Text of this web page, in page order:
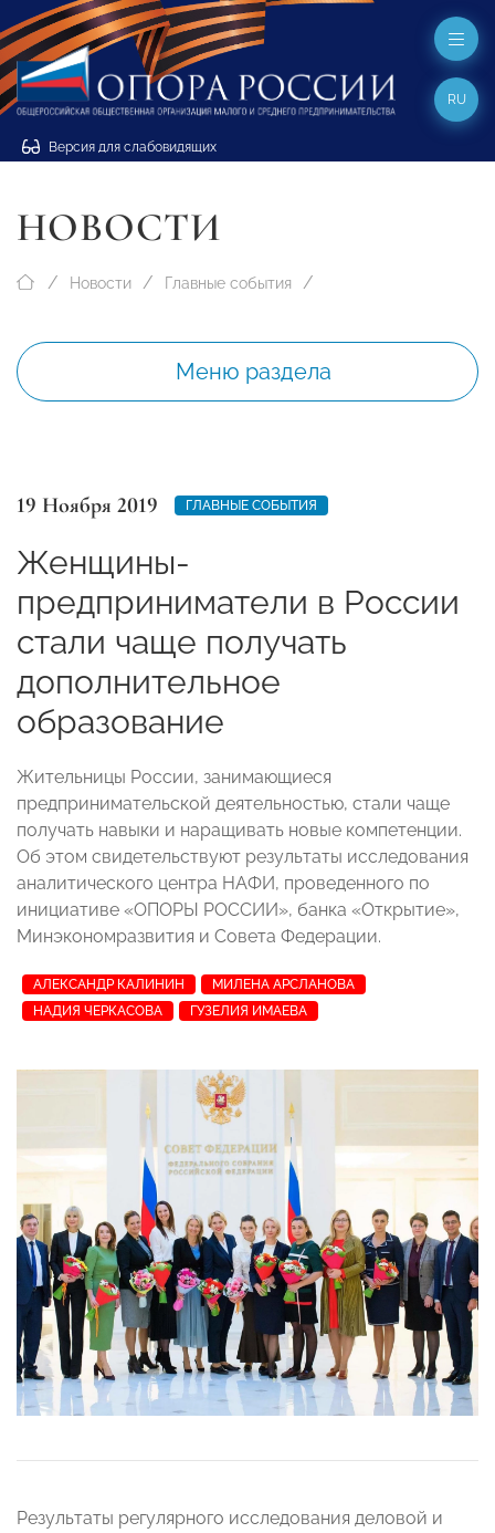
Версия для слабовидящих
RU
НОВОСТИ
Новости Главные события
Меню раздела
19 Ноября 2019 ГЛАВНЫЕ СОБЫТИЯ
Женщины-
предприниматели в России
стали чаще получать
дополнительное
образование
Жительницы России, занимающиеся
предпринимательской деятельностью, стали чаще
получать навыки и наращивать новые компетенции.
Об этом свидетельствуют результаты исследования
аналитического центра НАФИ, проведенного по
инициативе «ОПОРЫ РОССИИ», банка «Открытие»,
Минэкономразвития и Совета Федерации.
АЛЕКСАНДР КАЛИНИН
МИЛЕНА АРСЛАНОВА
НАДИЯ ЧЕРКАСОВА
ГУЗЕЛИЯ ИМАЕВА
Результаты регулярного исследования деловой и